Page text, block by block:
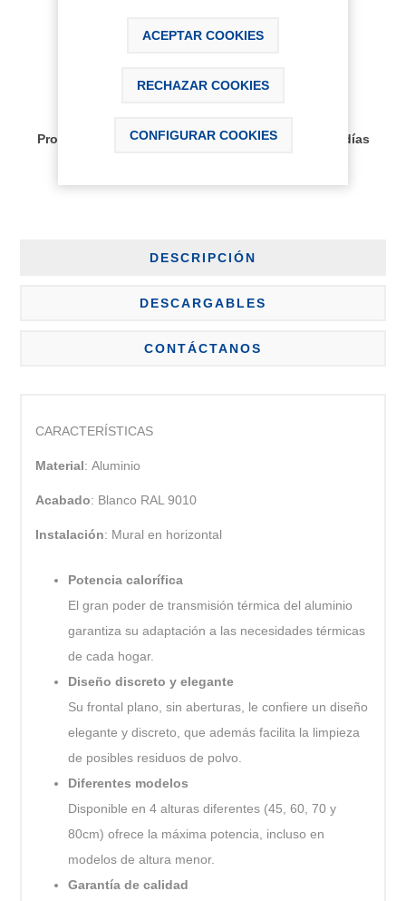
Producto bajo pedido, plazo de entrega aprox 30 días
DESCRIPCIÓN
DESCARGABLES
CONTÁCTANOS
CARACTERÍSTICAS
Material: Aluminio
Acabado: Blanco RAL 9010
Instalación: Mural en horizontal
Potencia calorífica
El gran poder de transmisión térmica del aluminio
garantiza su adaptación a las necesidades térmicas
de cada hogar.
Diseño discreto y elegante
Su frontal plano, sin aberturas, le confiere un diseño
elegante y discreto, que además facilita la limpieza
de posibles residuos de polvo.
Diferentes modelos
Disponible en 4 alturas diferentes (45, 60, 70 y
80cm) ofrece la máxima potencia, incluso en
modelos de altura menor.
Garantía de calidad
ACEPTAR COOKIES
RECHAZAR COOKIES
CONFIGURAR COOKIES